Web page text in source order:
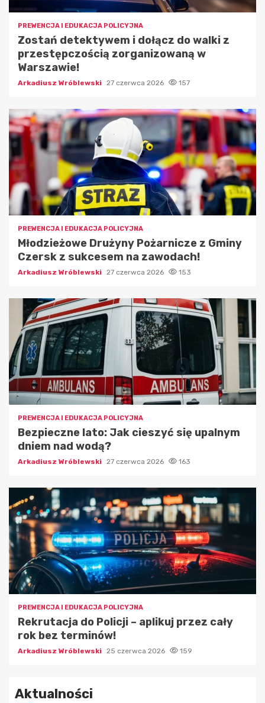
PREWENCJA I EDUKACJA POLICYJNA
Zostań detektywem i dołącz do walki z
przestępczością zorganizowaną w
Warszawie!
Arkadiusz Wróblewski 27 czerwca 2026 157
PREWENCJA I EDUKACJA POLICYJNA
Młodzieżowe Drużyny Pożarnicze z Gminy
Czersk z sukcesem na zawodach!
Arkadiusz Wróblewski 27 czerwca 2026 153
PREWENCJA I EDUKACJA POLICYJNA
Bezpieczne lato: Jak cieszyć się upalnym
dniem nad wodą?
Arkadiusz Wróblewski 27 czerwca 2026 163
PREWENCJA I EDUKACJA POLICYJNA
Rekrutacja do Policji – aplikuj przez cały
rok bez terminów!
Arkadiusz Wróblewski 25 czerwca 2026 159
Aktualności